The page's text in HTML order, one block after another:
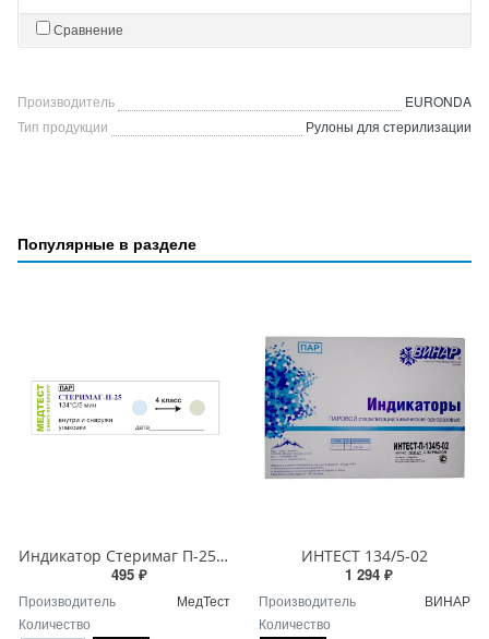
Сравнение
Производитель
EURONDA
Тип продукции
Рулоны для стерилизации
Популярные в разделе
Индикатор Стеримаг П-25 134/5мин
495 ₽
Производитель
МедТест
Количество
ИНТЕСТ 134/5-02
1 294 ₽
Производитель
ВИНАР
Количество